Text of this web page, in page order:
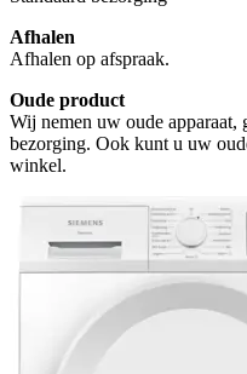
Afhalen
Afhalen op afspraak.
Oude product
Wij nemen uw oude apparaat,
bezorging. Ook kunt u uw
winkel.